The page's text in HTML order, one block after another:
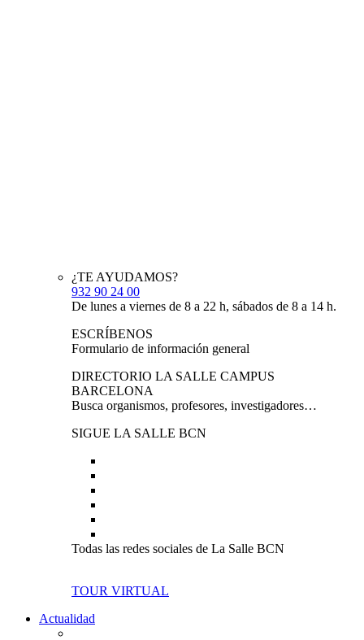
¿TE AYUDAMOS?
932 90 24 00
De lunes a viernes de 8 a 22 h, sábados de 8 a 14 h.
ESCRÍBENOS
Formulario de información general
DIRECTORIO LA SALLE CAMPUS
BARCELONA
Busca organismos, profesores, investigadores…
SIGUE LA SALLE BCN
Todas las redes sociales de La Salle BCN
TOUR VIRTUAL
Actualidad